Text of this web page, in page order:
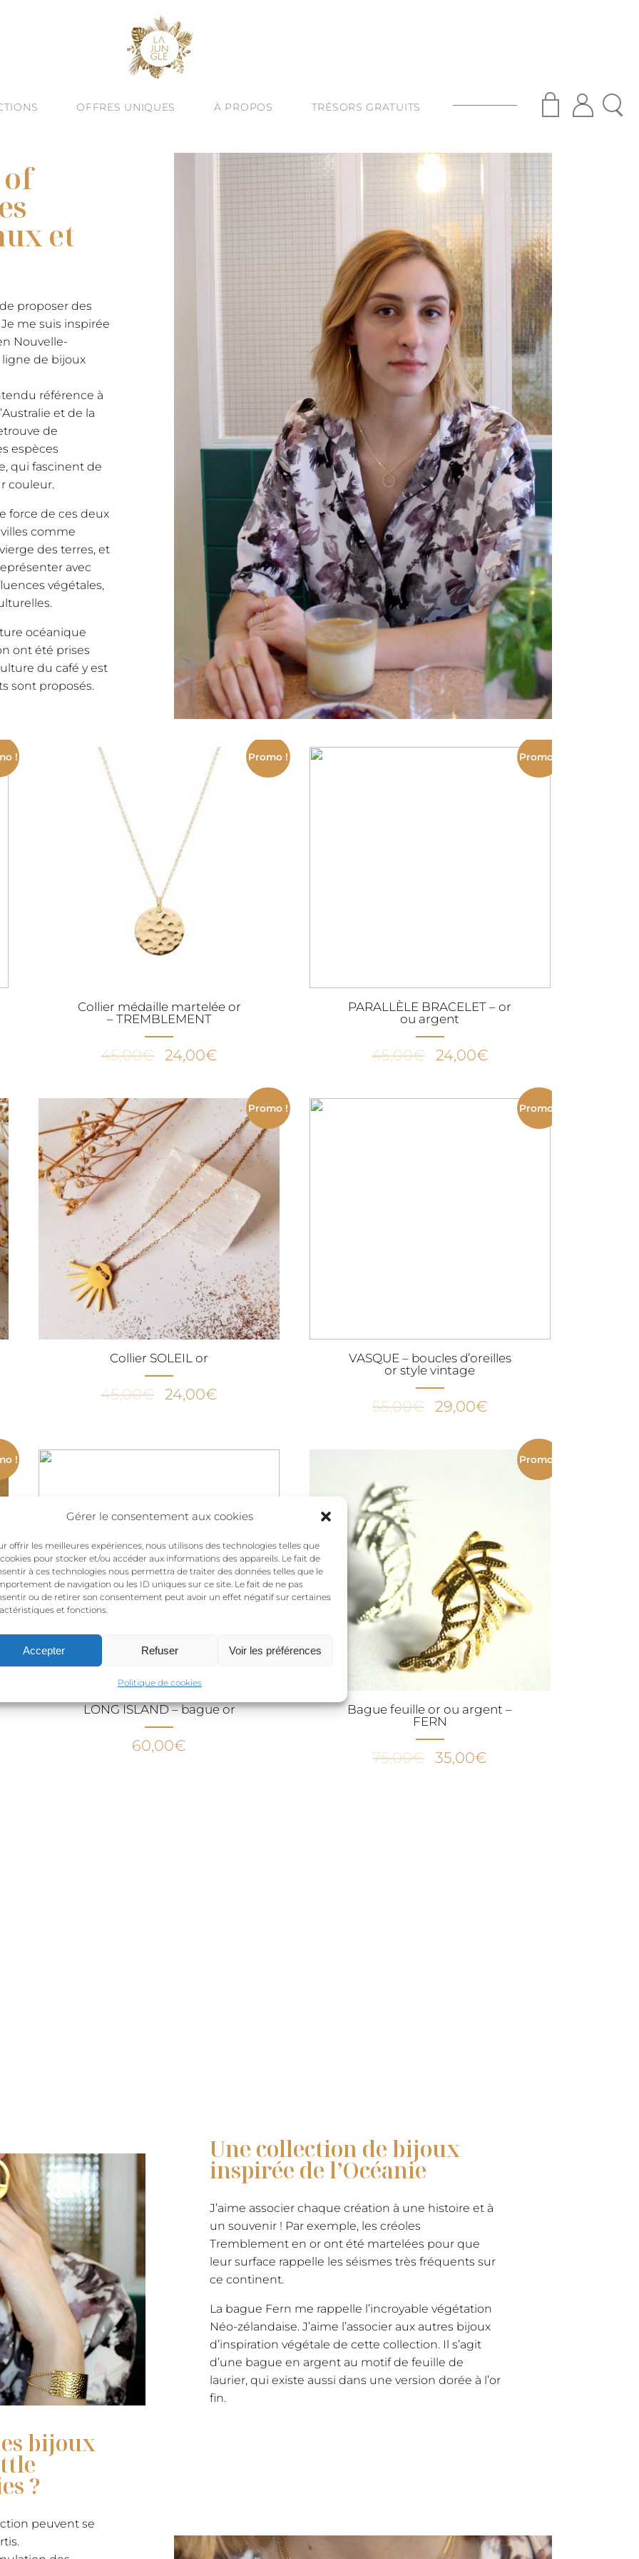
Gérer le consentement aux cookies
offrir les meilleures expériences, nous utilisons des technologies telles que
pour stocker et/ou accéder aux informations des appareils. Le fait de
à ces technologies nous permettra de traiter des données telles que le
de navigation ou les ID uniques sur ce site. Le fait de ne pas
ou de retirer son consentement peut avoir un effet négatif sur certaines
et fonctions.
Accepter Refuser Voir les préférences
Politique de cookies
: BIJOUX TEXTURÉS
TALISMANS
LES COLLECTIONS
OFFRES UNIQUES
ATELIERS BIJOUX À BARCELONE
À PROPOS
HUMAIN & ARTISANAT
ENGAGEMENTS
TRÉSORS GRATUITS
et
proposer des
me suis inspirée
Nouvelle-
de bijoux
référence à
et de la
de
espèces
qui fascinent de
couleur.
force de ces deux
comme
des terres, et
avec
végétales,
océanique
ont été prises
du café y est
sont proposés.
! Promo !
Collier médaille martelée or
– TREMBLEMENT
45,00€ Le
était :
45,00€.
24,00€
actuel
est :
24,00€.
Promo !
PARALLÈLE BRACELET – or
ou argent
45,00€
Le
24,00€Le
actuel
24,00€.
Promo !
Collier SOLEIL or
45,00€ Le
était :
24,00€
est :
Promo !
VASQUE – boucles d’oreilles
or style vintage
55,00€
Le
29,00€Le
actuel
29,00€.
!
LONG ISLAND – bague or
60,00€
Promo !
Bague feuille or ou argent –
FERN
75,00€ Le
35,00€
Une collection de bijoux
inspirée de l’Océanie
J’aime associer chaque création à une histoire et à
un souvenir ! Par exemple, les créoles
Tremblement en or ont été martelées pour que
leur surface rappelle les séismes très fréquents sur
ce continent.
La bague Fern me rappelle l’incroyable végétation
Néo-zélandaise. J’aime l’associer aux autres bijoux
d’inspiration végétale de cette collection. Il s’agit
d’une bague en argent au motif de feuille de
laurier, qui existe aussi dans une version dorée à l’or
fin.
bijoux
?
peuvent se